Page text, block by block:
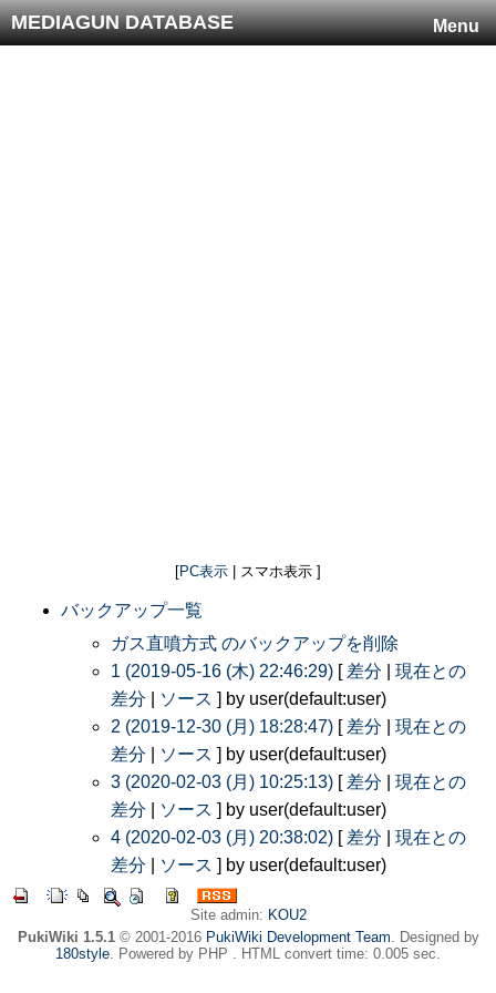
Menu
MEDIAGUN DATABASE
[PC表示 | スマホ表示 ]
バックアップ一覧
ガス直噴方式 のバックアップを削除
1 (2019-05-16 (木) 22:46:29) [ 差分
現在との
差分
ソース ] by user(default:user)
2 (2019-12-30 (月) 18:28:47) [ 差分
現在との
差分
ソース ] by user(default:user)
3 (2020-02-03 (月) 10:25:13) [ 差分
現在との
差分
ソース ] by user(default:user)
4 (2020-02-03 (月) 20:38:02) [ 差分
現在との
差分
ソース ] by user(default:user)
Site admin: KOU2
PukiWiki 1.5.1© 2001-2016 PukiWiki Development Team. Designed by
180style. Powered by PHP . HTML convert time: 0.005 sec.